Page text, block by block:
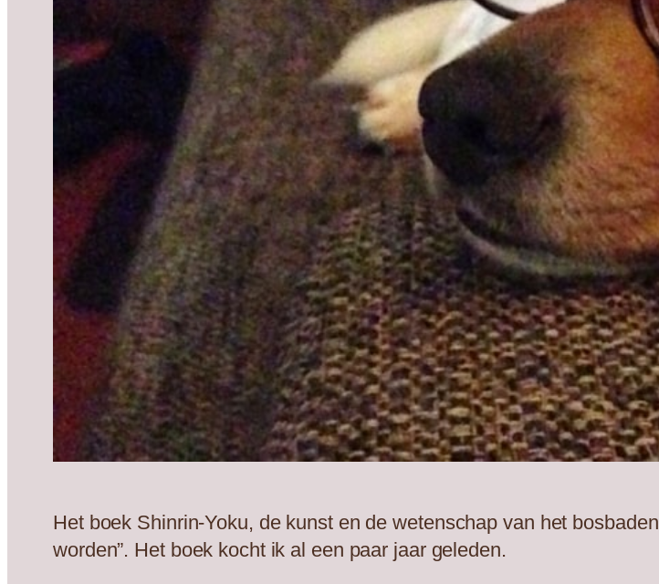
Het boek Shinrin-Yoku, de kunst en de wetenschap van het
worden”. Het boek kocht ik al een paar jaar geleden.